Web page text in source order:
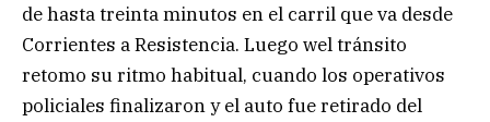
de hasta treinta minutos en el carril que va desde
Corrientes a Resistencia. Luego wel tránsito
retomo su ritmo habitual, cuando los operativos
policiales finalizaron y el auto fue retirado del